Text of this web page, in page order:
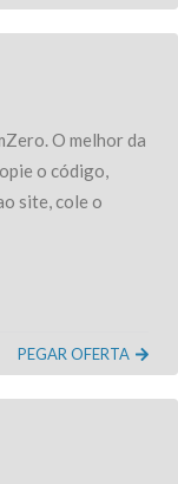
O melhor da
o código,
site, cole o
PEGAR OFERTA